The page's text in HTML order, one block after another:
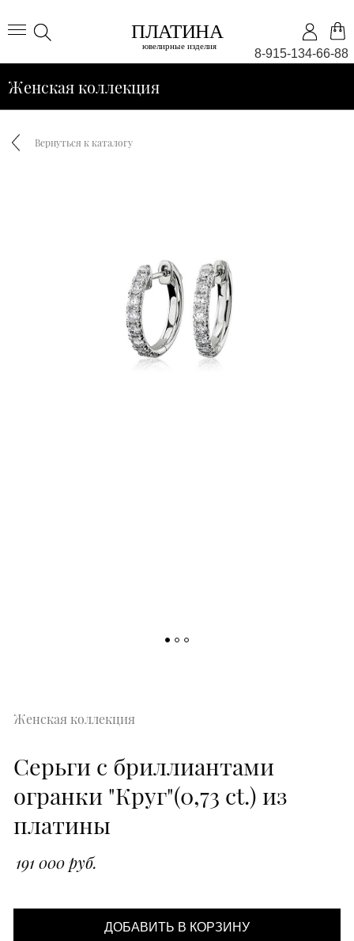
8-915-134-66-88
Женская коллекция
Вернуться к каталогу
Женская коллекция
Серьги с бриллиантами
огранки "Круг"(0,73 ct.) из
платины
191 000 руб.
ДОБАВИТЬ В КОРЗИНУ